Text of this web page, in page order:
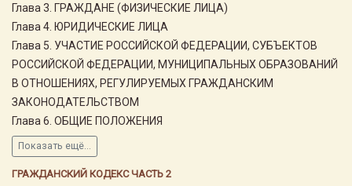
Глава 3. ГРАЖДАНЕ (ФИЗИЧЕСКИЕ ЛИЦА)
Глава 4. ЮРИДИЧЕСКИЕ ЛИЦА
Глава 5. УЧАСТИЕ РОССИЙСКОЙ ФЕДЕРАЦИИ, СУБЪЕКТОВ
РОССИЙСКОЙ ФЕДЕРАЦИИ, МУНИЦИПАЛЬНЫХ ОБРАЗОВАНИЙ
В ОТНОШЕНИЯХ, РЕГУЛИРУЕМЫХ ГРАЖДАНСКИМ
ЗАКОНОДАТЕЛЬСТВОМ
Глава 6. ОБЩИЕ ПОЛОЖЕНИЯ
Показать ещё...
ГРАЖДАНСКИЙ КОДЕКС ЧАСТЬ 2